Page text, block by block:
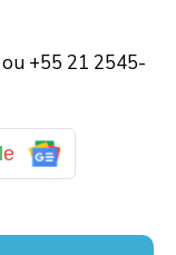
ou +55 21 2545-
e